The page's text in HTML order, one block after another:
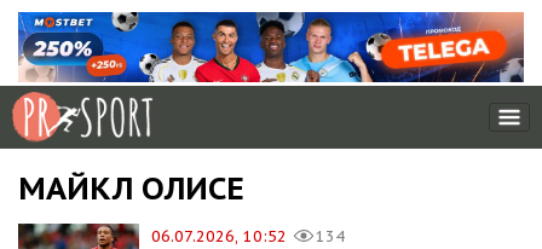
МАЙКЛ ОЛИСЕ
06.07.2026, 10:52
134